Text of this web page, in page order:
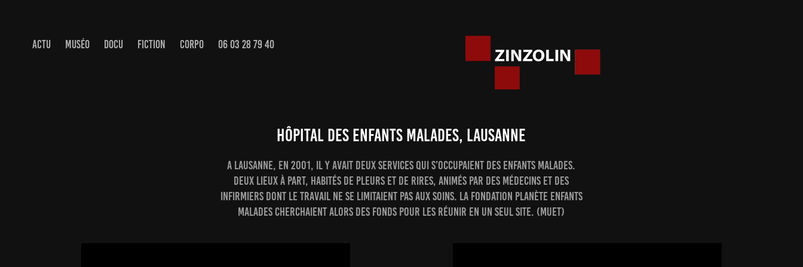
ACTU MUSÉO DOCU FICTION CORPO 06 03 28 79 40
hôpital des enfants malades, Lausanne
A Lausanne, en 2001, il y avait deux services qui s’occupaient des enfants malades.
Deux lieux à part, habités de pleurs et de rires, animés par des médecins et des
infirmiers dont le travail ne se limitaient pas aux soins. La fondation Planète enfants
malades cherchaient alors des fonds pour les réunir en un seul site. (MUET)